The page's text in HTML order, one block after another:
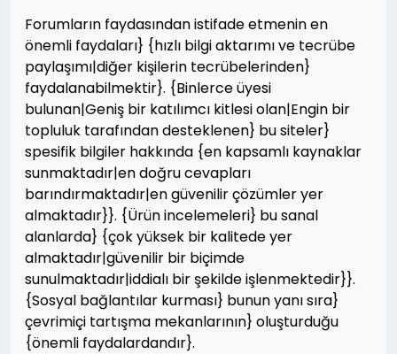
Forumların faydasından istifade etmenin en
önemli faydaları} {hızlı bilgi aktarımı ve tecrübe
paylaşımı|diğer kişilerin tecrübelerinden}
faydalanabilmektir}. {Binlerce üyesi
bulunan|Geniş bir katılımcı kitlesi olan|Engin bir
topluluk tarafından desteklenen} bu siteler}
spesifik bilgiler hakkında {en kapsamlı kaynaklar
sunmaktadır|en doğru cevapları
barındırmaktadır|en güvenilir çözümler yer
almaktadır}}. {Ürün incelemeleri} bu sanal
alanlarda} {çok yüksek bir kalitede yer
almaktadır|güvenilir bir biçimde
sunulmaktadır|iddialı bir şekilde işlenmektedir}}.
{Sosyal bağlantılar kurması} bunun yanı sıra}
çevrimiçi tartışma mekanlarının} oluşturduğu
{önemli faydalardandır}.